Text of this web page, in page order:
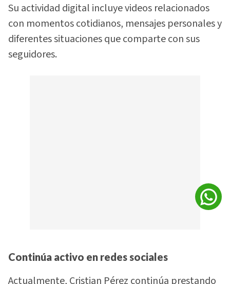
Su actividad digital incluye videos relacionados
con momentos cotidianos, mensajes personales y
diferentes situaciones que comparte con sus
seguidores.
Continúa activo en redes sociales
Actualmente, Cristian Pérez continúa prestando